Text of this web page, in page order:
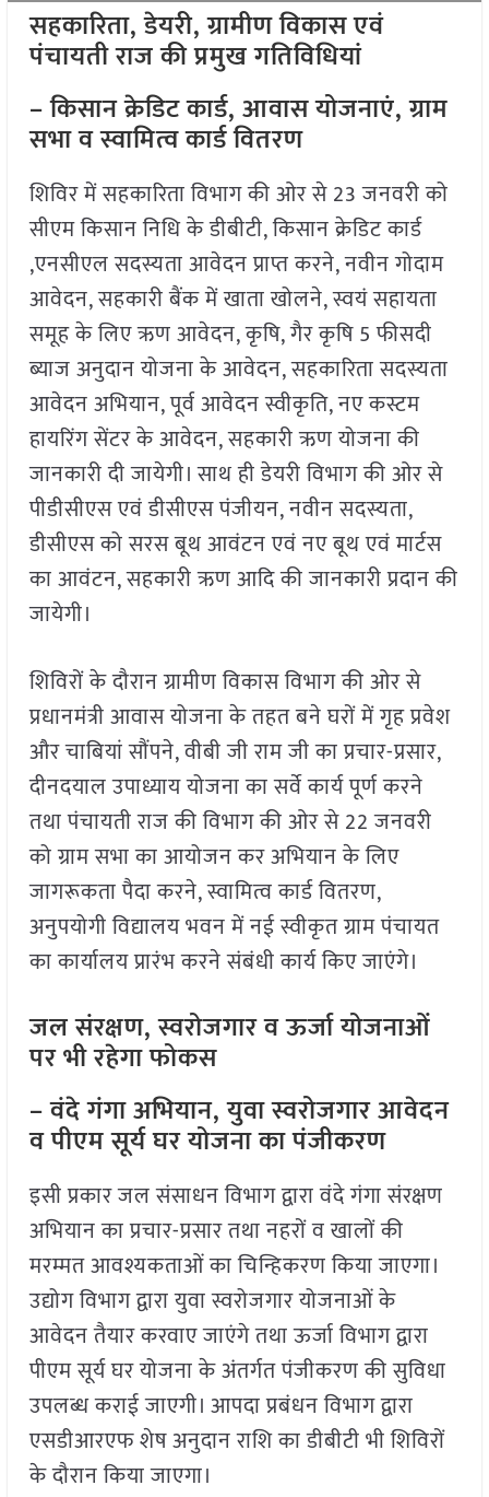
सहकारिता, डेयरी, ग्रामीण विकास एवं
पंचायती राज की प्रमुख गतिविधियां
– किसान क्रेडिट कार्ड, आवास योजनाएं, ग्राम
सभा व स्वामित्व कार्ड वितरण
शिविर में सहकारिता विभाग की ओर से 23 जनवरी को
सीएम किसान निधि के डीबीटी, किसान क्रेडिट कार्ड
,एनसीएल सदस्यता आवेदन प्राप्त करने, नवीन गोदाम
आवेदन, सहकारी बैंक में खाता खोलने, स्वयं सहायता
समूह के लिए ऋण आवेदन, कृषि, गैर कृषि 5 फीसदी
ब्याज अनुदान योजना के आवेदन, सहकारिता सदस्यता
आवेदन अभियान, पूर्व आवेदन स्वीकृति, नए कस्टम
हायरिंग सेंटर के आवेदन, सहकारी ऋण योजना की
जानकारी दी जायेगी। साथ ही डेयरी विभाग की ओर से
पीडीसीएस एवं डीसीएस पंजीयन, नवीन सदस्यता,
डीसीएस को सरस बूथ आवंटन एवं नए बूथ एवं मार्टस
का आवंटन, सहकारी ऋण आदि की जानकारी प्रदान की
जायेगी।
शिविरों के दौरान ग्रामीण विकास विभाग की ओर से
प्रधानमंत्री आवास योजना के तहत बने घरों में गृह प्रवेश
और चाबियां सौंपने, वीबी जी राम जी का प्रचार-प्रसार,
दीनदयाल उपाध्याय योजना का सर्वे कार्य पूर्ण करने
तथा पंचायती राज की विभाग की ओर से 22 जनवरी
को ग्राम सभा का आयोजन कर अभियान के लिए
जागरूकता पैदा करने, स्वामित्व कार्ड वितरण,
अनुपयोगी विद्यालय भवन में नई स्वीकृत ग्राम पंचायत
का कार्यालय प्रारंभ करने संबंधी कार्य किए जाएंगे।
जल संरक्षण, स्वरोजगार व ऊर्जा योजनाओं
पर भी रहेगा फोकस
– वंदे गंगा अभियान, युवा स्वरोजगार आवेदन
व पीएम सूर्य घर योजना का पंजीकरण
इसी प्रकार जल संसाधन विभाग द्वारा वंदे गंगा संरक्षण
अभियान का प्रचार-प्रसार तथा नहरों व खालों की
मरम्मत आवश्यकताओं का चिन्हिकरण किया जाएगा।
उद्योग विभाग द्वारा युवा स्वरोजगार योजनाओं के
आवेदन तैयार करवाए जाएंगे तथा ऊर्जा विभाग द्वारा
पीएम सूर्य घर योजना के अंतर्गत पंजीकरण की सुविधा
उपलब्ध कराई जाएगी। आपदा प्रबंधन विभाग द्वारा
एसडीआरएफ शेष अनुदान राशि का डीबीटी भी शिविरों
के दौरान किया जाएगा।